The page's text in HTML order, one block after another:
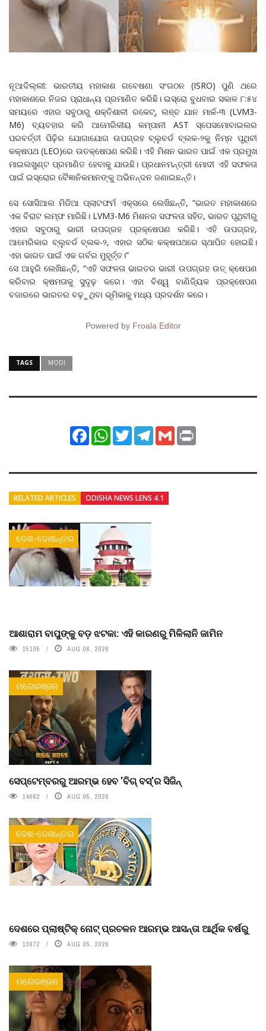
ନୂଆଦିଲ୍ଲୀ: ଭାରତୀୟ ମହାକାଶ ଗବେଷଣା ସଂଗଠନ (ISRO) ପୁଣି ଥରେ
ମହାକାଶରେ ନିଜର ପ୍ରାଧାନ୍ୟ ପ୍ରମାଣିତ କରିଛି। ଇସ୍ରୋ ବୁଧବାର ସକାଳ ୮:୫୪
ସମୟରେ ଏହାର ସବୁଠାରୁ ଶକ୍ତିଶାଳୀ ରକେଟ୍, ଲଞ୍ଚ ଯାନ ମାର୍କ-୩ (LVM3-
M6) ବ୍ୟବହାର କରି ଆମେରିକୀୟ କମ୍ପାନୀ AST ସ୍ପେସମୋବାଇଲର
ପରବର୍ତ୍ତୀ ପିଢ଼ିର ଯୋଗାଯୋଗ ଉପଗ୍ରହ ବ୍ଲୁବର୍ଡ ବ୍ଲକ-୨କୁ ନିମ୍ନ ପୃଥିବୀ
କକ୍ଷପଥ (LEO)ରେ ଉତକ୍ଷେପଣ କରିଛି। ଏହି ମିଶନ ଭାରତ ପାଇଁ ଏକ ପ୍ରମୁଖ
ମାଇଲଖୁଣ୍ଟ ପ୍ରମାଣିତ ହେବାକୁ ଯାଉଛି। ପ୍ରଧାନମନ୍ତ୍ରୀ ମୋଦୀ ଏହି ସଫଳତା
ପାଇଁ ଇସ୍ରୋର ବୈଜ୍ଞାନିକମାନଙ୍କୁ ଅଭିନନ୍ଦନ ଜଣାଇଛନ୍ତି।
ସେ ସୋସିଆଲ ମିଡିଆ ପ୍ଲାଟଫର୍ମ ଏକ୍ସରେ ଲେଖିଛନ୍ତି, “ଭାରତ ମହାକାଶରେ
ଏକ ବିରାଟ ଲମ୍ଫ ମାରିଛି। LVM3-M6 ମିଶନର ସଫଳତା ସହିତ, ଭାରତ ପୃଥିବୀରୁ
ଏହାର ସବୁଠାରୁ ଭାରୀ ଉପଗ୍ରହ ପ୍ରକ୍ଷେପଣ କରିଛି। ଏହି ଉପଗ୍ରହ,
ଆମେରିକାର ବ୍ଲୁବର୍ଡ ବ୍ଲକ-୨, ଏହାର ସଠିକ କକ୍ଷପଥରେ ସ୍ଥାପିତ ହୋଇଛି।
ଏହା ଭାରତ ପାଇଁ ଏକ ଗର୍ବର ମୁହୂର୍ତ୍ତ।”
ସେ ଆହୁରି ଲେଖିଛନ୍ତି, “ଏହି ସଫଳତା ଭାରତର ଭାରୀ ଉପଗ୍ରହ ଉତ୍ କ୍ଷେପଣ
କରିବାର କ୍ଷମତାକୁ ସୁଦୃଢ଼ କରେ। ଏହା ବିଶ୍ୱ ବାଣିଜ୍ୟିକ ପ୍ରକ୍ଷେପଣ
ବଜାରରେ ଭାରତର ବଢ଼ୁଥିବା ଭୂମିକାକୁ ମଧ୍ୟ ପ୍ରଦର୍ଶନ କରେ।
Powered by Froala Editor
TAGS MODI
FacebookWhatsApp
TwitterTelegram
Gmail
RELATED ARTICLES ODISHA NEWS LENS 4.1
ଦେଶ-ଦେଶାନ୍ତର
ଆଶାରାମ ବାପୁଙ୍କୁ ବଡ଼ ଝଟକା: ଏହି କାରଣରୁ ମିଳିଲାନି ଜାମିନ
15105 AUG 06, 2026
ମନୋରଞ୍ଜନ
ସେପ୍ଟେମ୍ବରରୁ ଆରମ୍ଭ ହେବ 'ବିଗ୍ ବସ୍'ର ସିଜିନ୍
14662 AUG 05, 2026
ଦେଶ-ଦେଶାନ୍ତର
ଦେଶରେ ପ୍ଲାଷ୍ଟିକ୍ ନୋଟ୍‌ ପ୍ରଚଳନ ଆରମ୍ଭ ଆସନ୍ତା ଆର୍ଥିକ ବର୍ଷରୁ
13972 AUG 05, 2026
ମନୋରଞ୍ଜନ